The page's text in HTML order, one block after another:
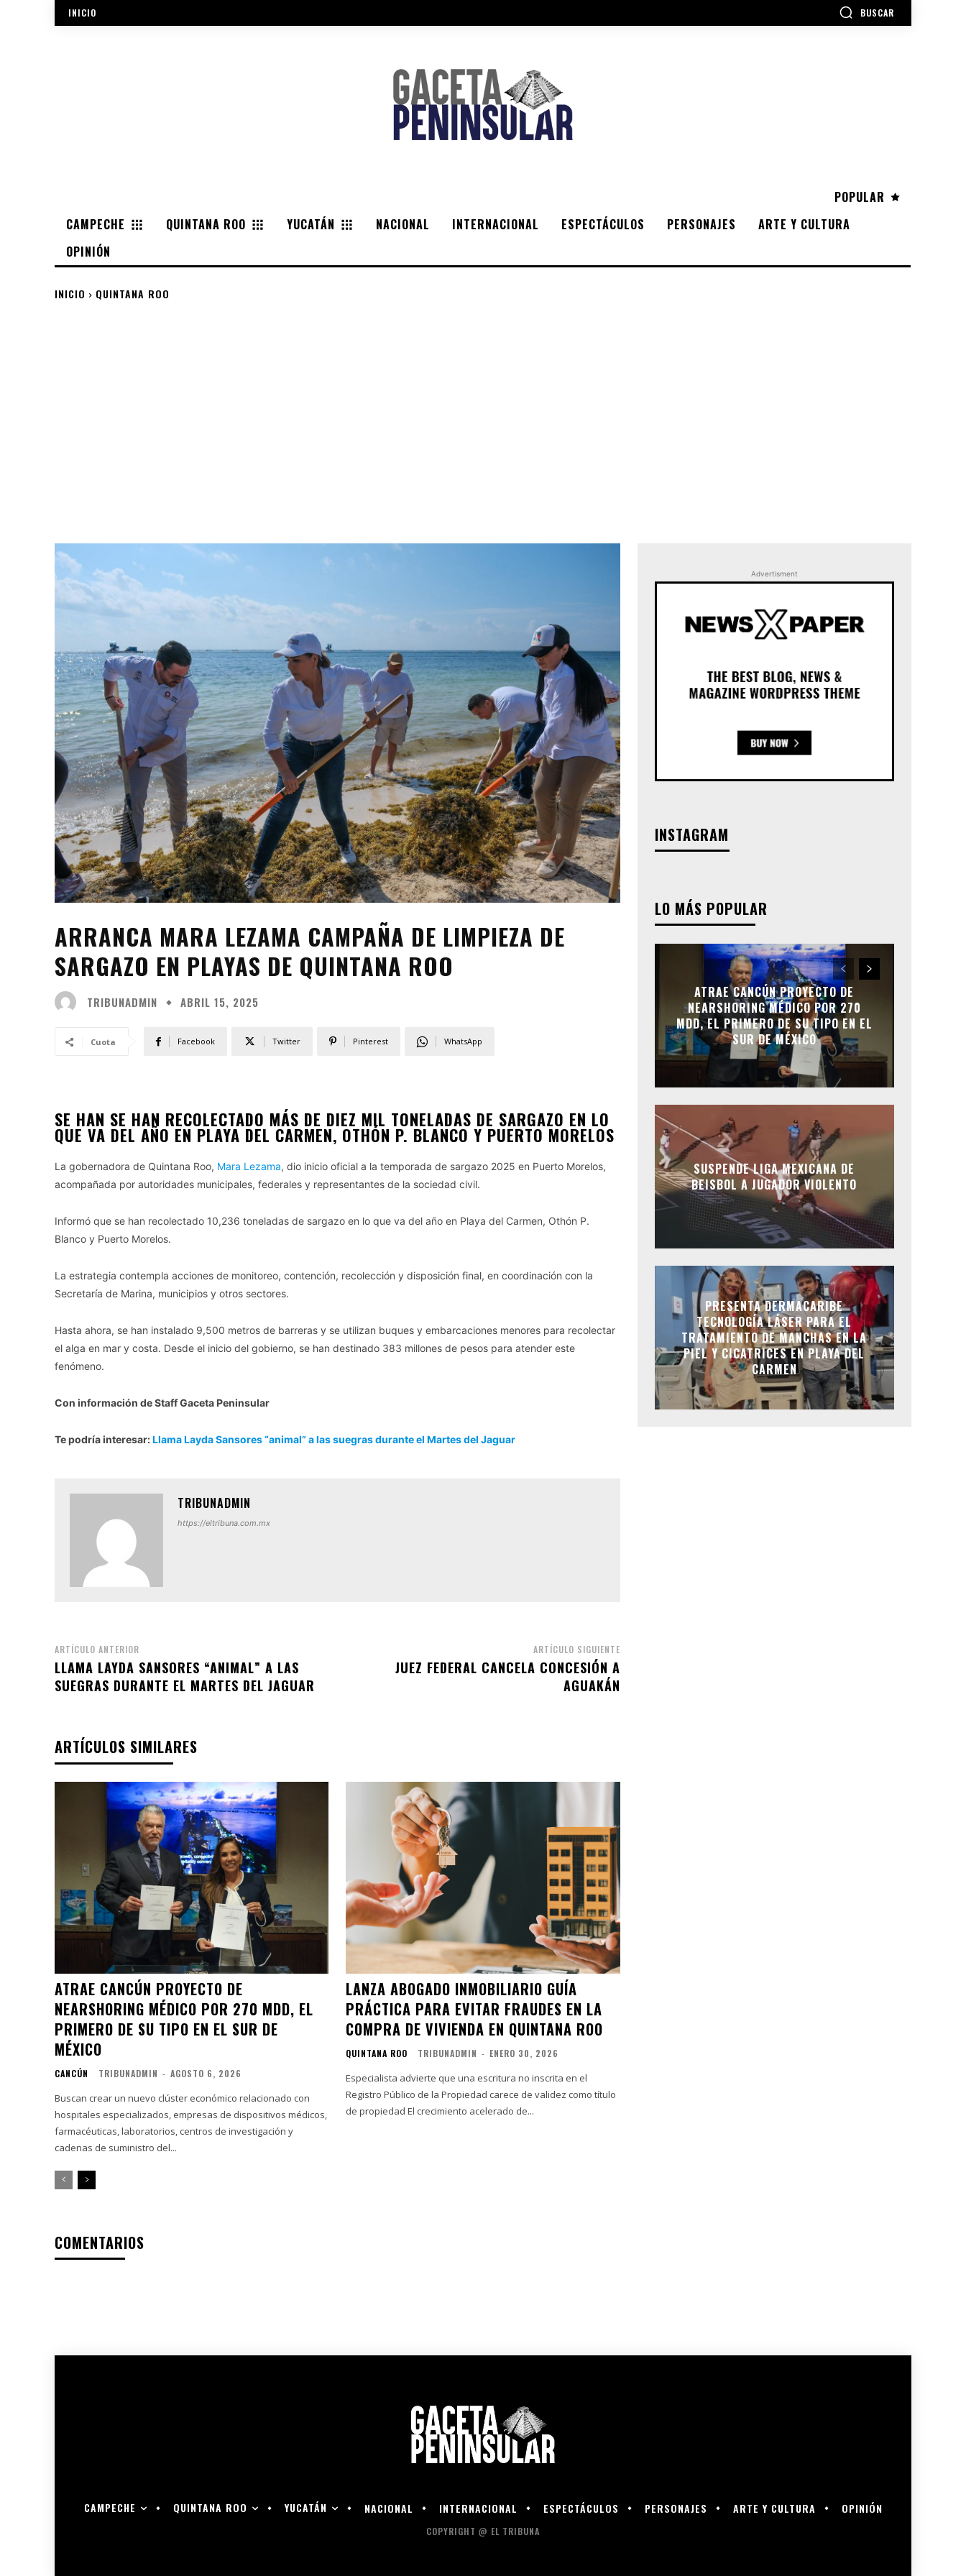
INICIO BUSCAR
POPULAR
CAMPECHE
QUINTANA ROO YUCATÁN NACIONAL INTERNACIONAL ESPECTÁCULOS PERSONAJES
ARTE Y CULTURA
OPINIÓN
INICIO QUINTANA ROO
ARRANCA MARA LEZAMA CAMPAÑA DE LIMPIEZA DE
SARGAZO EN PLAYAS DE QUINTANA ROO
TRIBUNADMIN ABRIL 15, 2025
Cuota Facebook Twitter Pinterest WhatsApp
SE HAN SE HAN RECOLECTADO MÁS DE DIEZ MIL TONELADAS DE SARGAZO EN LO
QUE VA DEL AÑO EN PLAYA DEL CARMEN, OTHÓN P. BLANCO Y PUERTO MORELOS
La gobernadora de Quintana Roo, Mara Lezama, dio inicio oficial a la temporada de sargazo 2025 en Puerto Morelos,
acompañada por autoridades municipales, federales y representantes de la sociedad civil.
Informó que se han recolectado 10,236 toneladas de sargazo en lo que va del año en Playa del Carmen, Othón P.
Blanco y Puerto Morelos.
La estrategia contempla acciones de monitoreo, contención, recolección y disposición final, en coordinación con la
Secretaría de Marina, municipios y otros sectores.
Hasta ahora, se han instalado 9,500 metros de barreras y se utilizan buques y embarcaciones menores para recolectar
el alga en mar y costa. Desde el inicio del gobierno, se han destinado 383 millones de pesos para atender este
fenómeno.
Con información de Staff Gaceta Peninsular
Te podría interesar:Llama Layda Sansores “animal” a las suegras durante el Martes del Jaguar
TRIBUNADMIN
https://eltribuna.com.mx
ARTÍCULO ANTERIOR
LLAMA LAYDA SANSORES “ANIMAL” A LAS
SUEGRAS DURANTE EL MARTES DEL JAGUAR
ARTÍCULO SIGUIENTE
JUEZ FEDERAL CANCELA CONCESIÓN A
AGUAKÁN
ARTÍCULOS SIMILARES
ATRAE CANCÚN PROYECTO DE
NEARSHORING MÉDICO POR 270 MDD, EL
PRIMERO DE SU TIPO EN EL SUR DE
MÉXICO
CANCÚN TRIBUNADMIN - AGOSTO 6, 2026
Buscan crear un nuevo clúster económico relacionado con
hospitales especializados, empresas de dispositivos médicos,
farmacéuticas, laboratorios, centros de investigación y
cadenas de suministro del...
LANZA ABOGADO INMOBILIARIO GUÍA
PRÁCTICA PARA EVITAR FRAUDES EN LA
COMPRA DE VIVIENDA EN QUINTANA ROO
QUINTANA ROO TRIBUNADMIN - ENERO 30, 2026
Especialista advierte que una escritura no inscrita en el
Registro Público de la Propiedad carece de validez como título
de propiedad El crecimiento acelerado de...
COMENTARIOS
Advertisment
INSTAGRAM
LO MÁS POPULAR
ATRAE CANCÚN PROYECTO DE
NEARSHORING MÉDICO POR 270
MDD, EL PRIMERO DE SU TIPO EN EL
SUR DE MÉXICO
SUSPENDE LIGA MEXICANA DE
BEISBOL A JUGADOR VIOLENTO
PRESENTA DERMACARIBE
TECNOLOGÍA LÁSER PARA EL
TRATAMIENTO DE MANCHAS EN LA
PIEL Y CICATRICES EN PLAYA DEL
CARMEN
CAMPECHE QUINTANA ROO YUCATÁN NACIONAL INTERNACIONAL ESPECTÁCULOS PERSONAJES ARTE Y CULTURA OPINIÓN
COPYRIGHT @ EL TRIBUNA